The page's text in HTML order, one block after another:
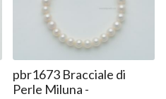
pbr1673 Bracciale di
Perle Miluna -